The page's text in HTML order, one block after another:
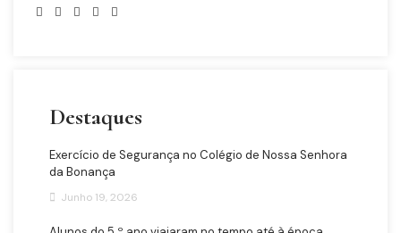
Destaques
Exercício de Segurança no Colégio de Nossa Senhora
da Bonança
Junho 19, 2026